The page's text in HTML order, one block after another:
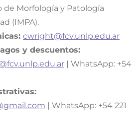
Morfología y Patología
(IMPA).
cwright@fcv.unlp.edu.ar
y descuentos:
| WhatsApp: +54
| WhatsApp: +54 221